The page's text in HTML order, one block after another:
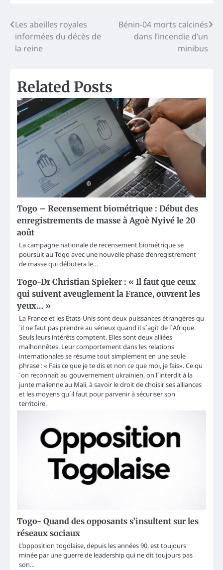
Post
navigation
Les abeilles royales
informées du décès de
la reine
Bénin-04 morts calcinés
dans l’incendie d’un
minibus
Related Posts
Togo – Recensement biométrique : Début des
enregistrements de masse à Agoè Nyivé le 20
août
La campagne nationale de recensement biométrique se
poursuit au Togo avec une nouvelle phase d’enregistrement
de masse qui débutera le…
Togo-Dr Christian Spieker : « Il faut que ceux
qui suivent aveuglement la France, ouvrent les
yeux… »
La France et les Etats-Unis sont deux puissances étrangères qu
´il ne faut pas prendre au sérieux quand il s´agit de l´Afrique.
Seuls leurs intérêts comptent. Elles sont deux alliées
malhonnêtes. Leur comportement dans les relations
internationales se résume tout simplement en une seule
phrase : « Fais ce que je te dis et non ce que moi, je fais». Ce qu
´on reconnaît au gouvernement ukrainien, on l´interdit à la
junte malienne au Mali, à savoir le droit de choisir ses alliances
et les moyens qu´il faut pour parvenir à sécuriser son
territoire.
Togo- Quand des opposants s’insultent sur les
réseaux sociaux
L’opposition togolaise, depuis les années 90, est toujours
minée par une guerre de leadership qui ne dit toujours pas
son…